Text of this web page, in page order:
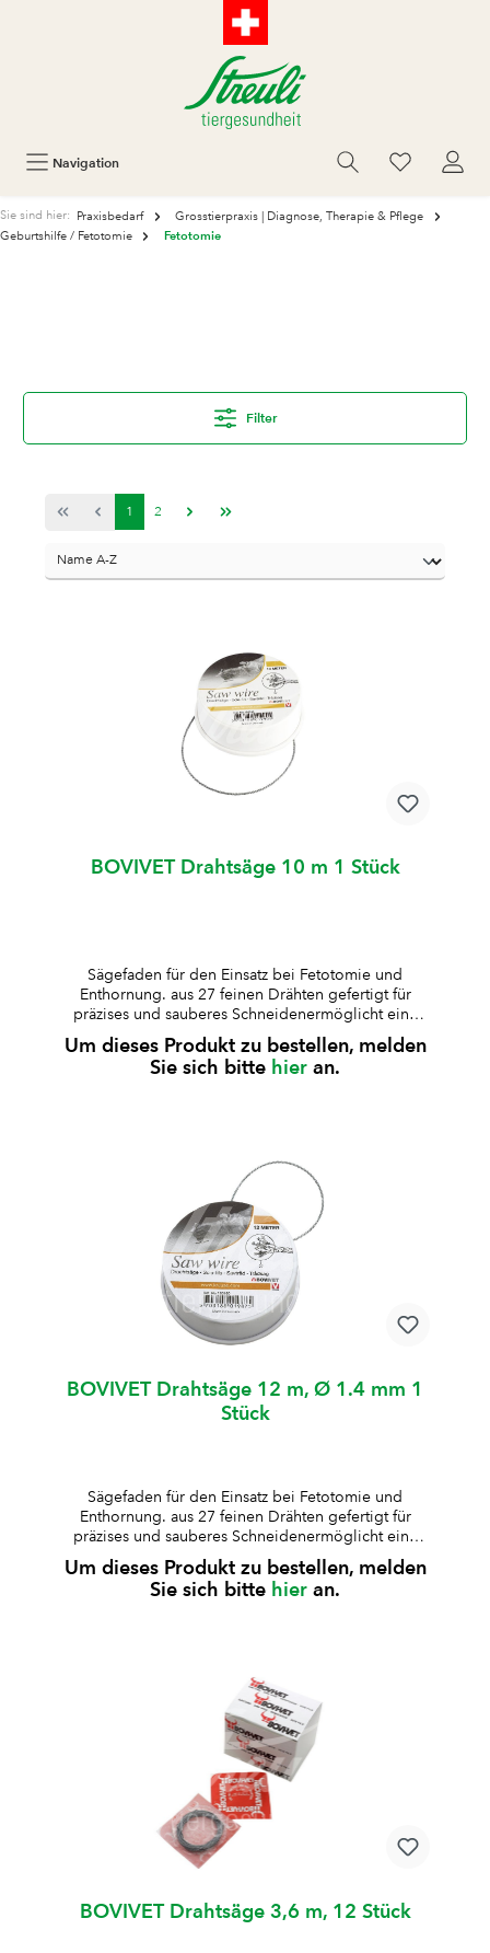
Navigation
Sie sind hier: Praxisbedarf
Grosstierpraxis | Diagnose, Therapie & Pflege
Geburtshilfe / Fetotomie
Fetotomie
Filter
1 2
BOVIVET Drahtsäge 10 m 1 Stück
Sägefaden für den Einsatz bei Fetotomie und
Enthornung. aus 27 feinen Drähten gefertigt für
präzises und sauberes Schneidenermöglicht eine
kontrollierte und zuverlässige
Schnittführungwahlweise in Blisterverpackung (3,6
m, 12 Stück) oder Kunststoffdose (10 m / 12 m)
Um dieses Produkt zu bestellen, melden
Sie sich bitte hier an.
BOVIVET Drahtsäge 12 m, Ø 1.4 mm 1
Stück
Sägefaden für den Einsatz bei Fetotomie und
Enthornung. aus 27 feinen Drähten gefertigt für
präzises und sauberes Schneidenermöglicht eine
kontrollierte und zuverlässige
Schnittführungwahlweise in Blisterverpackung (3,6
m, 12 Stück) oder Kunststoffdose (10 m / 12 m)
Um dieses Produkt zu bestellen, melden
Sie sich bitte hier an.
BOVIVET Drahtsäge 3,6 m, 12 Stück